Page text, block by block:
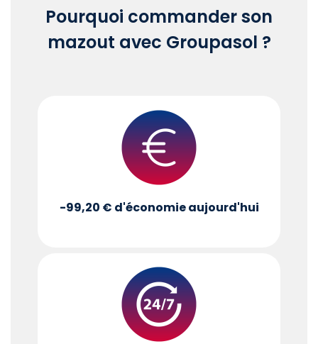
Pourquoi commander son
mazout avec Groupasol ?
-99,20 € d'économie aujourd'hui